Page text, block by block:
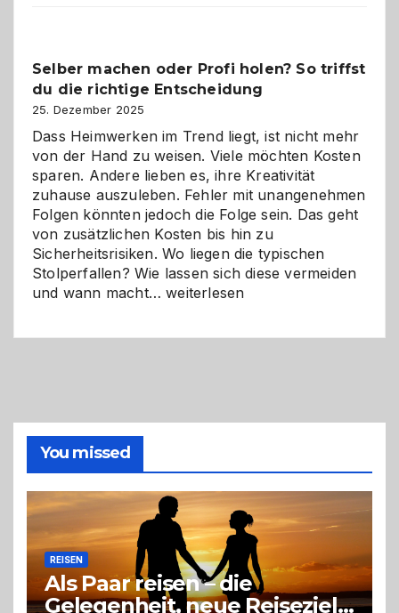
Herausforderungen
und
Zukunft
Selber machen oder Profi holen? So triffst
du die richtige Entscheidung
25. Dezember 2025
Dass Heimwerken im Trend liegt, ist nicht mehr
von der Hand zu weisen. Viele möchten Kosten
sparen. Andere lieben es, ihre Kreativität
zuhause auszuleben. Fehler mit unangenehmen
Folgen könnten jedoch die Folge sein. Das geht
von zusätzlichen Kosten bis hin zu
Sicherheitsrisiken. Wo liegen die typischen
Stolperfallen? Wie lassen sich diese vermeiden
und wann macht…Selber
richtige
Entscheidung
weiterlesen
You missed
REISEN
Als Paar reisen – die
Gelegenheit, neue Reiseziele